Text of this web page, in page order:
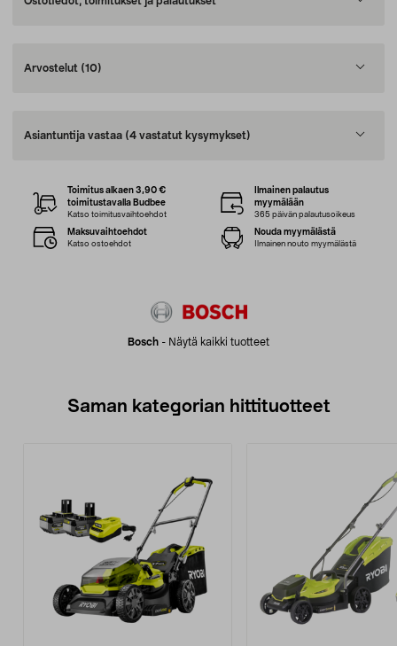
Arvostelut (10)
Asiantuntija vastaa (4 vastatut kysymykset)
Bosch - Näytä kaikki tuotteet
Toimitus alkaen 3,90 €
toimitustavalla Budbee
Katso toimitusvaihtoehdot
Ilmainen palautus
myymälään
365 päivän palautusoikeus
Maksuvaihtoehdot
Katso ostoehdot
Nouda myymälästä
Ilmainen nouto myymälästä
Saman kategorian hittituotteet